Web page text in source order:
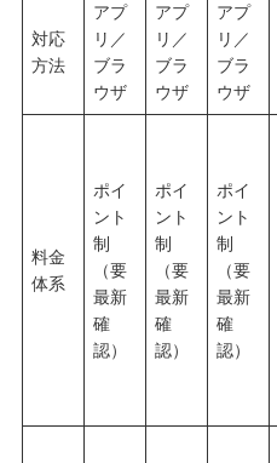
対応
方法
アプ
リ／
ブラ
ウザ
アプ
リ／
ブラ
ウザ
アプ
リ／
ブラ
ウザ
料金
体系
ポイ
ント
制
（要
最新
確
認）
ポイ
ント
制
（要
最新
確
認）
ポイ
ント
制
（要
最新
確
認）